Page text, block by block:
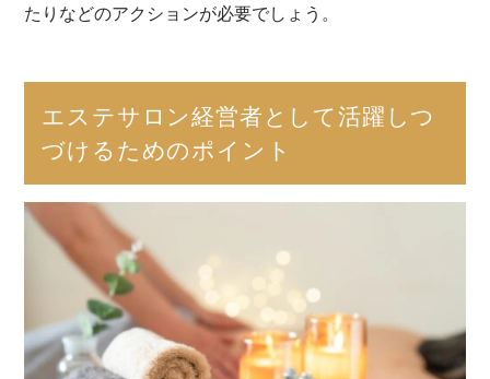
たりなどのアクションが必要でしょう。
エステサロン経営者として活躍しつ
づけるためのポイント